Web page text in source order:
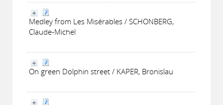
Medley from Les Misérables / SCHONBERG,
Claude-Michel
On green Dolphin street / KAPER, Bronislau